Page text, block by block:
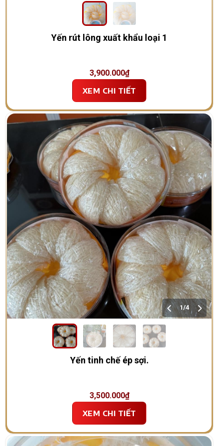
Yến rút lông xuất khẩu loại 1
3,900.000₫
XEM CHI TIẾT
1/4
Yến tinh chế ép sợi.
3,500.000₫
XEM CHI TIẾT